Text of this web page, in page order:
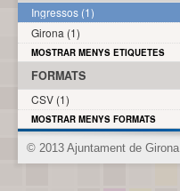
Ingressos (1)
Girona (1)
MOSTRAR MENYS ETIQUETES
FORMATS
CSV (1)
MOSTRAR MENYS FORMATS
© 2013 Ajuntament de Girona